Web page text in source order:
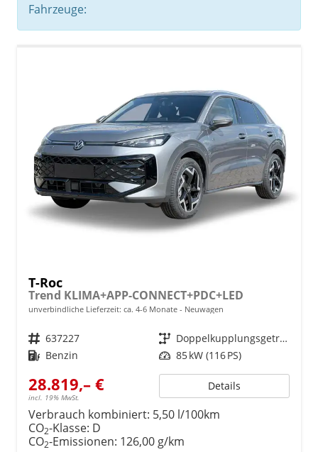
Fahrzeuge:
T-Roc
Trend KLIMA+APP-CONNECT+PDC+LED
unverbindliche Lieferzeit: ca. 4-6 Monate Neuwagen
Fahrzeugnr. 637227 Getriebe
Doppelkupplungsgetriebe (DSG)
Kraftstoff Benzin Leistung 85 kW (116 PS)
28.819,– €
incl. 19% MwSt.
Details
Verbrauch kombiniert: 5,50 l/100km
CO2-Klasse: D
CO2-Emissionen: 126,00 g/km